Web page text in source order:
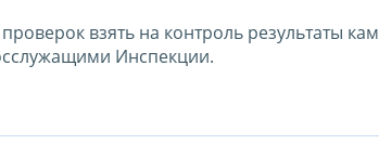
взять на контроль результаты
Инспекции.